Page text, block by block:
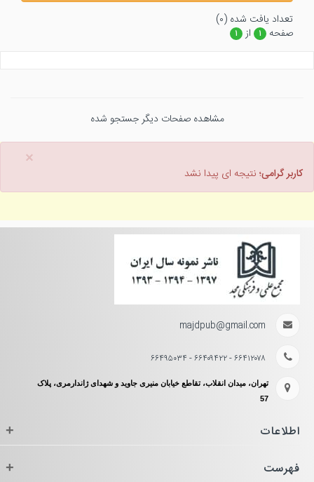
تعداد يافت شده (۰)
صفحه
۱ از ۱
مشاهده صفحات دیگر جستجو شده
×
کاربر گرامی؛ نتیجه ای پیدا نشد
majdpub@gmail.com
۶۶۴۱۲۰۷۸ - ۶۶۴۰۹۴۲۲ - ۶۶۴۹۵۰۳۴
تهران، میدان انقلاب، تقاطع خیابان منیری جاوید و شهدای ژاندارمری، پلاک
57
اطلاعات +
فهرست +